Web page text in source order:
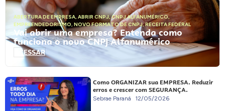
ABERTURA DE EMPRESA, ABRIR CNPJ,CNPJ ALFANUMÉRICO,
EMPREENDEDORISMO, NOVO FORMATO DE CNPJ,RECEITA FEDERAL
Vai abrir uma empresa? Entenda como
funciona o novo CNPJ Alfanumérico
ACESSAR
Como ORGANIZAR sua EMPRESA. Reduzir
erros e crescer com SEGURANÇA.
Sebrae Paraná 12/05/2026